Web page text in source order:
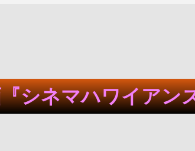
シネマハワイアン